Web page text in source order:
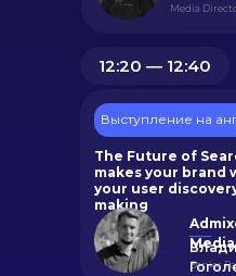
Media
12:20 ― 12:40
Media
Senior
The Future of
makes your brand
your user
making
Выступление на